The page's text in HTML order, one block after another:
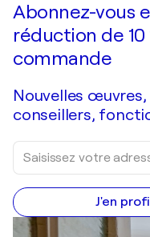
Abonnez-vous
réduction de
commande
Nouvelles
conseillers,
J'en